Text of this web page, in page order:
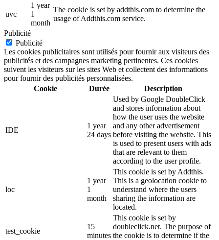
uvc
1 year
1
month
The cookie is set by addthis.com to determine the
usage of Addthis.com service.
Publicité
Publicité
Les cookies publicitaires sont utilisés pour fournir aux visiteurs des
publicités et des campagnes marketing pertinentes. Ces cookies
suivent les visiteurs sur les sites Web et collectent des informations
pour fournir des publicités personnalisées.
Cookie
Durée Description
IDE
1 year
24 days
Used by Google DoubleClick
and stores information about
how the user uses the website
and any other advertisement
before visiting the website. This
is used to present users with ads
that are relevant to them
according to the user profile.
loc
1 year
1
month
This cookie is set by Addthis.
This is a geolocation cookie to
understand where the users
sharing the information are
located.
test_cookie
15
minutes
This cookie is set by
doubleclick.net. The purpose of
the cookie is to determine if the